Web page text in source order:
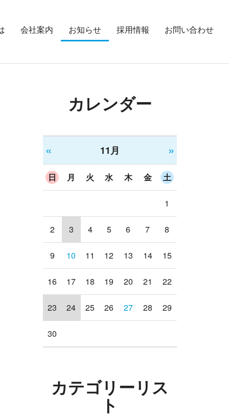
会社案内 お知らせ 採用情報 お問い合わせ
カレンダー
« 11月 »
日 月 火 水 木 金 土
1
2 3 4 5 6 7 8
9 10 11 12 13 14 15
16 17 18 19 20 21 22
23 24 25 26 27 28 29
30
カテゴリーリス
ト